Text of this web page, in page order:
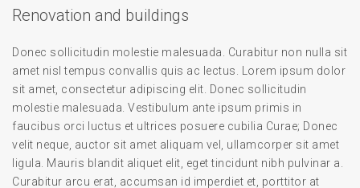
Renovation and buildings
Donec sollicitudin molestie malesuada. Curabitur non nulla sit
amet nisl tempus convallis quis ac lectus. Lorem ipsum dolor
sit amet, consectetur adipiscing elit. Donec sollicitudin
molestie malesuada. Vestibulum ante ipsum primis in
faucibus orci luctus et ultrices posuere cubilia Curae; Donec
velit neque, auctor sit amet aliquam vel, ullamcorper sit amet
ligula. Mauris blandit aliquet elit, eget tincidunt nibh pulvinar a.
Curabitur arcu erat, accumsan id imperdiet et, porttitor at